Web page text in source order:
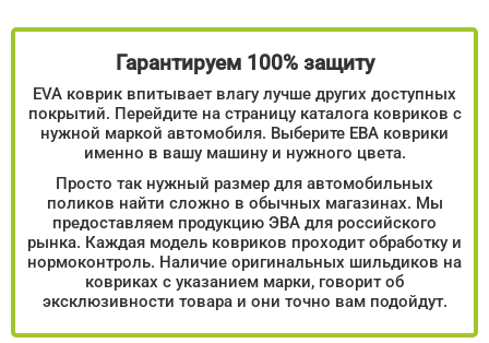
Гарантируем 100% защиту
EVA коврик впитывает влагу лучше других доступных
покрытий. Перейдите на страницу каталога ковриков с
нужной маркой автомобиля. Выберите ЕВА коврики
именно в вашу машину и нужного цвета.
Просто так нужный размер для автомобильных
поликов найти сложно в обычных магазинах. Мы
предоставляем продукцию ЭВА для российского
рынка. Каждая модель ковриков проходит обработку и
нормоконтроль. Наличие оригинальных шильдиков на
ковриках с указанием марки, говорит об
эксклюзивности товара и они точно вам подойдут.